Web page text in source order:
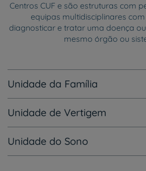
Centros CUF e são estruturas com
equipas multidisciplinares
diagnosticar e tratar uma doença
mesmo órgão ou
Unidade da Família
Unidade de Vertigem
Unidade do Sono